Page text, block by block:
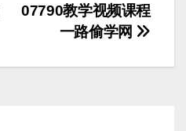
07790教学视频课程
一路偷学网